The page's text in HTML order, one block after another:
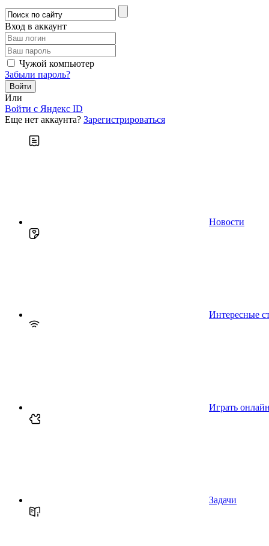
Вход в аккаунт
Чужой компьютер
Забыли пароль?
Или
Войти c Яндекс ID
Еще нет аккаунта? Зарегистрироваться
Новости
Интересные
Играть онлайн
Задачи